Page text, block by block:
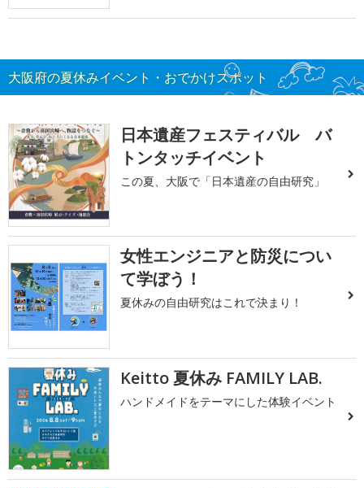
大阪府の夏休みイベント・おでかけスポット
日本遺産フェスティバル バ
トンタッチイベント
この夏、大阪で「日本遺産の自由研究」
女性エンジニアと防災につい
て学ぼう！
夏休みの自由研究はこれで決まり！
Keitto 夏休み FAMILY LAB.
ハンドメイドをテーマにした体験イベント